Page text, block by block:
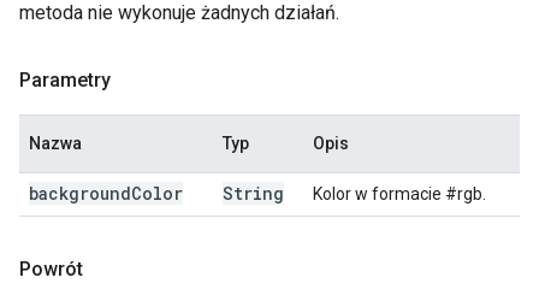
metoda nie wykonuje żadnych działań.
Parametry
Nazwa Typ Opis
backgroundColor String Kolor w formacie #rgb.
Powrót